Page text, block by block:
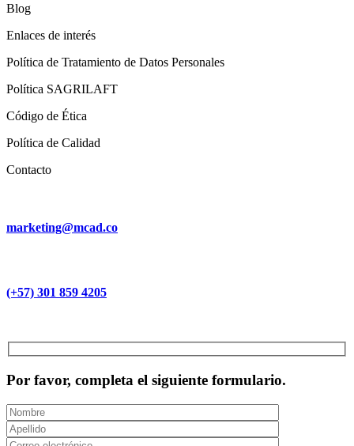
Blog
Enlaces de interés
Política de Tratamiento de Datos Personales
Política SAGRILAFT
Código de Ética
Política de Calidad
Contacto
marketing@mcad.co
(+57) 301 859 4205
Por favor, completa el siguiente formulario.